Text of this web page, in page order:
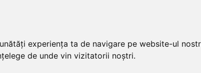
experiența ta de navigare pe website-ul
de unde vin vizitatorii noștri.